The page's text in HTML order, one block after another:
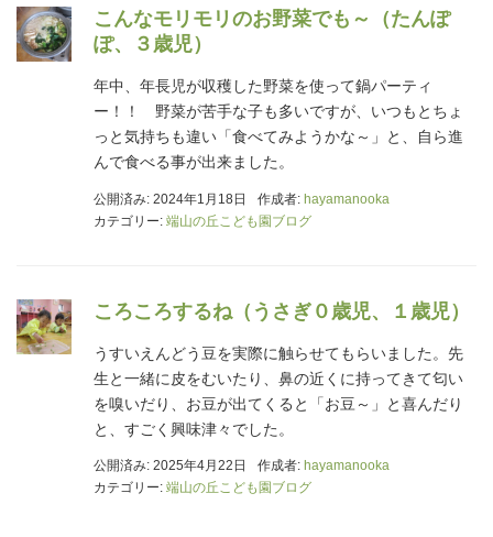
こんなモリモリのお野菜でも～（たんぽ
ぽ、３歳児）
年中、年長児が収穫した野菜を使って鍋パーティ
ー！！ 野菜が苦手な子も多いですが、いつもとちょ
っと気持ちも違い「食べてみようかな～」と、自ら進
んで食べる事が出来ました。
公開済み: 2024年1月18日 作成者: hayamanooka
カテゴリー: 端山の丘こども園ブログ
ころころするね（うさぎ０歳児、１歳児）
うすいえんどう豆を実際に触らせてもらいました。先
生と一緒に皮をむいたり、鼻の近くに持ってきて匂い
を嗅いだり、お豆が出てくると「お豆～」と喜んだり
と、すごく興味津々でした。
公開済み: 2025年4月22日 作成者: hayamanooka
カテゴリー: 端山の丘こども園ブログ